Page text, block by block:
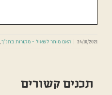
24/10/2021
| האם מותר לשאול - מקורות בתנ"ך,
תכנים קשורים